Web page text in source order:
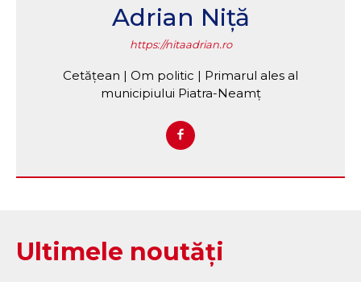
Adrian Niță
https://nitaadrian.ro
Cetățean | Om politic | Primarul ales al
municipiului Piatra-Neamț
Ultimele noutăți